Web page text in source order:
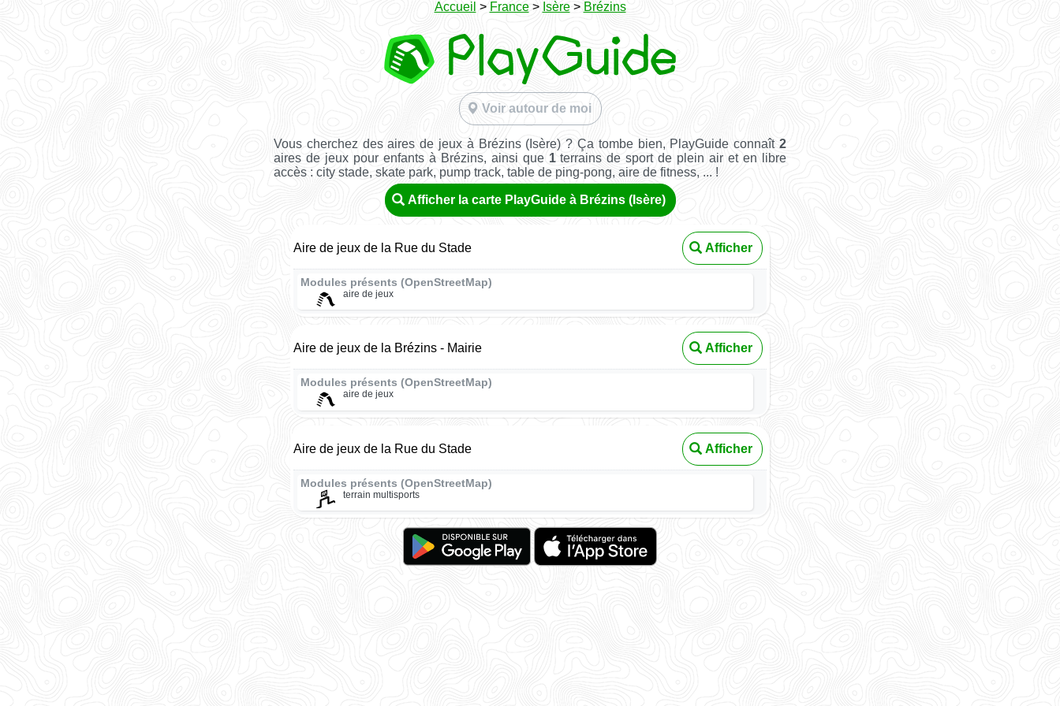
Accueil > France> Isère> Brézins
Voir autour de moi
Vous cherchez des aires de jeux à Brézins (Isère) ? Ça tombe bien, PlayGuide connaît 2
aires de jeux pour enfants à Brézins, ainsi que 1terrains de sport de plein air et en libre
accès : city stade, skate park, pump track, table de ping-pong, aire de fitness, ... !
Afficher la carte PlayGuide à Brézins (Isère)
Aire de jeux de la Rue du Stade Afficher
Modules présents (OpenStreetMap)
aire de jeux
Aire de jeux de la Brézins - Mairie Afficher
Modules présents (OpenStreetMap)
aire de jeux
Aire de jeux de la Rue du Stade Afficher
Modules présents (OpenStreetMap)
terrain multisports